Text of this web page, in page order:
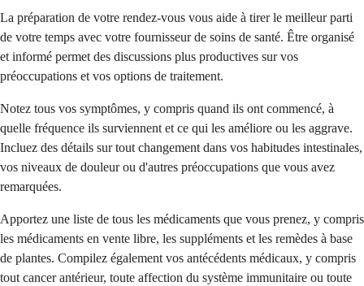
La préparation de votre rendez-vous vous aide à tirer le meilleur parti
de votre temps avec votre fournisseur de soins de santé. Être organisé
et informé permet des discussions plus productives sur vos
préoccupations et vos options de traitement.
Notez tous vos symptômes, y compris quand ils ont commencé, à
quelle fréquence ils surviennent et ce qui les améliore ou les aggrave.
Incluez des détails sur tout changement dans vos habitudes intestinales,
vos niveaux de douleur ou d'autres préoccupations que vous avez
remarquées.
Apportez une liste de tous les médicaments que vous prenez, y compris
les médicaments en vente libre, les suppléments et les remèdes à base
de plantes. Compilez également vos antécédents médicaux, y compris
tout cancer antérieur, toute affection du système immunitaire ou toute